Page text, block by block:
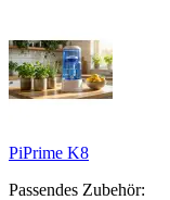
PiPrime K8
Passendes Zubehör: